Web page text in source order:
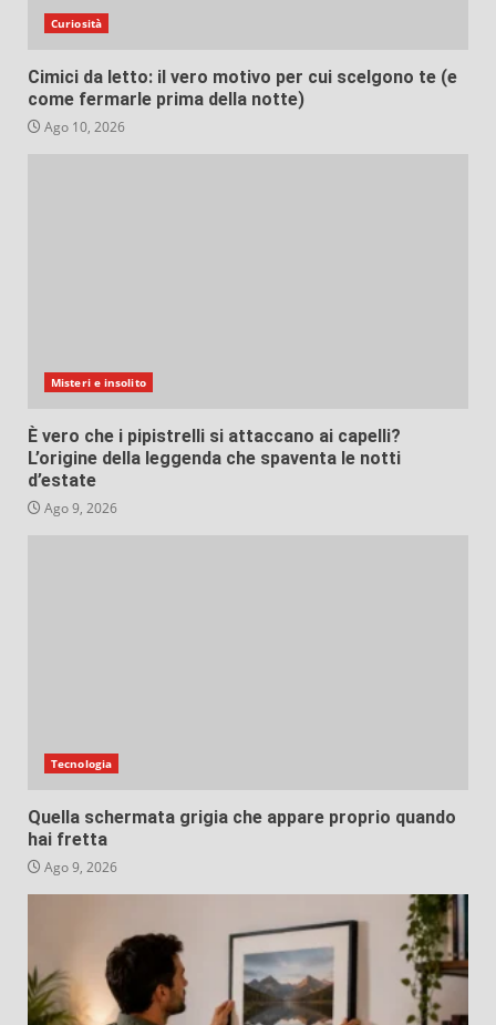
Curiosità
Cimici da letto: il vero motivo per cui scelgono te (e
come fermarle prima della notte)
Ago 10, 2026
Misteri e insolito
È vero che i pipistrelli si attaccano ai capelli?
L’origine della leggenda che spaventa le notti
d’estate
Ago 9, 2026
Tecnologia
Quella schermata grigia che appare proprio quando
hai fretta
Ago 9, 2026